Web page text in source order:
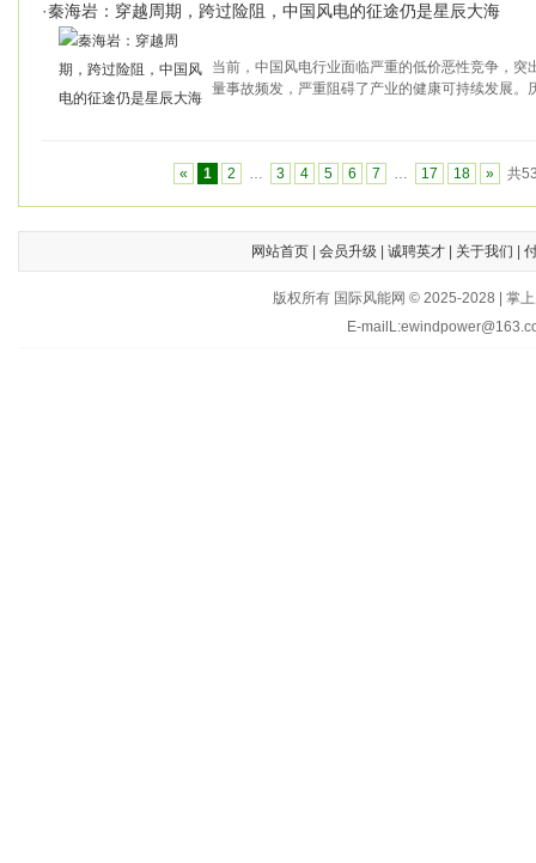
·秦海岩：穿越周期，跨过险阻，中国风电的征途仍是星辰大海
当前，中国风电行业面临严重的低价恶性竞争，突
量事故频发，严重阻碍了产业的健康可持续发展。
« 1 2 … 3 4 5 6 7 … 17 18 » 共
网站首页| 会员升级 诚聘英才| 关于我们
版权所有 国际风能网 © 2025-2028 | 掌
E-